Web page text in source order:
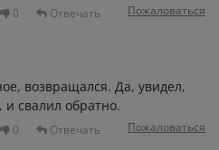
0 Отвечать Пожаловаться
возвращался. Да, увидел,
свалил обратно.
0 Отвечать Пожаловаться